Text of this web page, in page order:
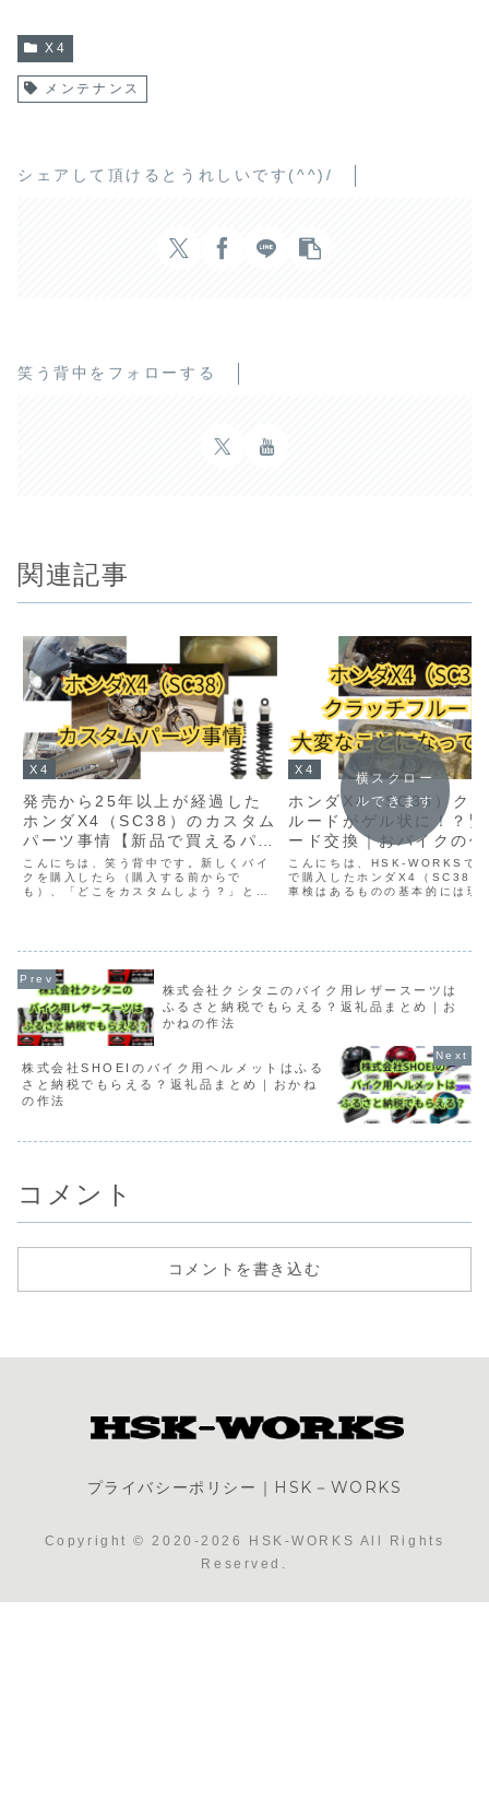
X4
メンテナンス
シェアして頂けるとうれしいです(^^)/
笑う背中をフォローする
関連記事
X4
発売から25年以上が経過した
ホンダX4（SC38）のカスタム
パーツ事情【新品で買えるパー
ツまとめ】｜おバイクの作法
こんにちは、笑う背中です。新しくバイ
クを購入したら（購入する前からで
も）、「どこをカスタムしよう？」とワ
X4
ホンダX4（SC38）ク
ルードがゲル状に！？
ード交換｜おバイクの
こんにちは、HSK-WORKSで
で購入したホンダX4（SC38）
車検はあるものの基本的には現
横スクロー
ルできます
株式会社クシタニのバイク用レザースーツは
ふるさと納税でもらえる？返礼品まとめ｜お
かねの作法
株式会社SHOEIのバイク用ヘルメットはふる
さと納税でもらえる？返礼品まとめ｜おかね
の作法
コメント
コメントを書き込む
プライバシーポリシー｜HSK－WORKS
Copyright © 2020-2026 HSK-WORKS All Rights
Reserved.